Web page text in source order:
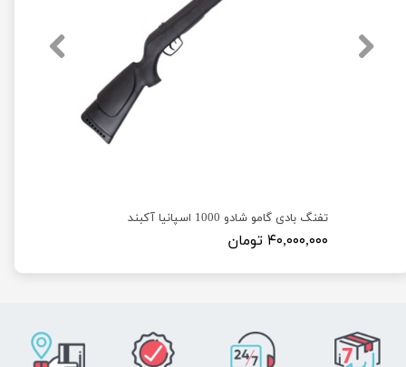
تفنگ بادی گامو شادو 1000 اسپانیا آکبند
۴۰,۰۰۰,۰۰۰ تومان